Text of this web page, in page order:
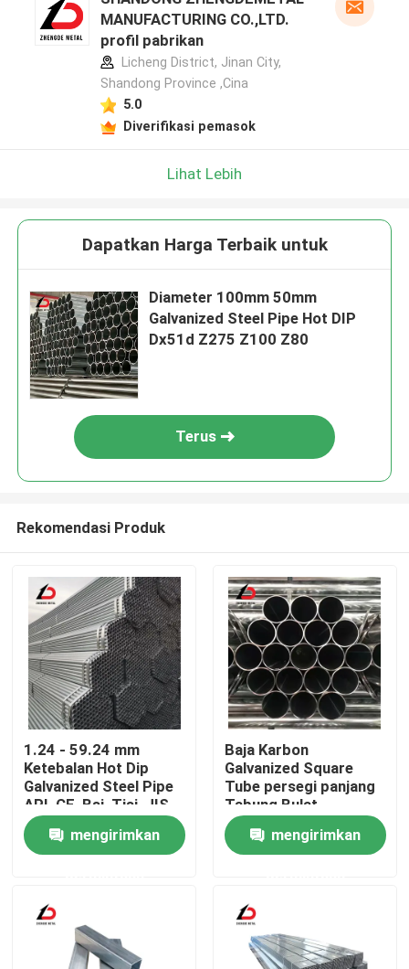
Produk
MANUFACTURING CO.,LTD.
profil pabrikan
Licheng District, Jinan City,
Shandong Province ,Cina
5.0
Diverifikasi pemasok
Lihat Lebih
Dapatkan Harga Terbaik untuk
Diameter 100mm 50mm
Galvanized Steel Pipe Hot DIP
Dx51d Z275 Z100 Z80
Terus
Rekomendasi Produk
1.24 - 59.24 mm
Ketebalan Hot Dip
Galvanized Steel Pipe
API, CE, Bsi, Tisi, JIS,
GS, ISO9001
mengirimkan
Baja Karbon
Galvanized Square
Tube persegi panjang
Tabung Bulat
Diameter Kecil
Diameter Besar Hot-
DIP Pipe Las
mengirimkan